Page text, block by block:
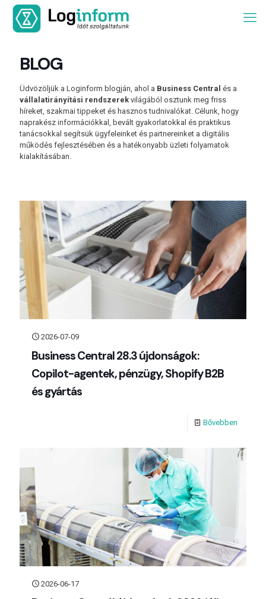
BLOG
Üdvözöljük a Loginform blogján, ahol a Business Central és a
vállalatirányítási rendszerek világából osztunk meg friss
híreket, szakmai tippeket és hasznos tudnivalókat. Célunk, hogy
naprakész információkkal, bevált gyakorlatokkal és praktikus
tanácsokkal segítsük ügyfeleinket és partnereinket a digitális
működés fejlesztésében és a hatékonyabb üzleti folyamatok
kialakításában.
2026-07-09
Business Central 28.3 újdonságok:
Copilot-agentek, pénzügy, Shopify B2B
és gyártás
Bővebben
2026-06-17